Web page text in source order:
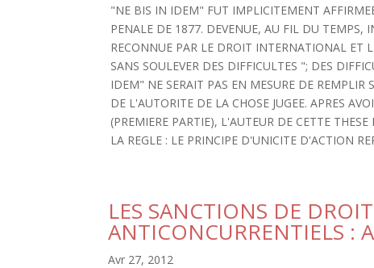
"NE BIS IN IDEM" FUT IMPLICITEMENT
PENALE DE 1877. DEVENUE, AU FIL DU TEMPS,
RECONNUE PAR LE DROIT INTERNATIONAL ET
SANS SOULEVER DES DIFFICULTES "; DES
IDEM" NE SERAIT PAS EN MESURE DE
DE L'AUTORITE DE LA CHOSE JUGEE. APRES
(PREMIERE PARTIE), L'AUTEUR DE CETTE
LA REGLE : LE PRINCIPE D'UNICITE D'ACTION
LES SANCTIONS DE
ANTICONCURRENTIELS :
Avr 27, 2012